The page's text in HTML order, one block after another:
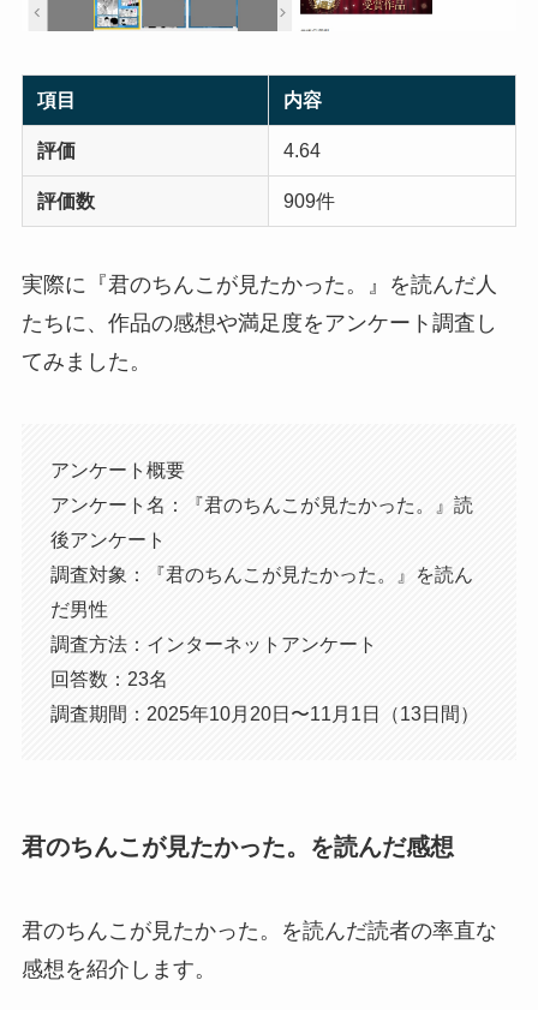
項目 内容
評価 4.64
評価数 909件
実際に『君のちんこが見たかった。』を読んだ人
たちに、作品の感想や満足度をアンケート調査し
てみました。
アンケート概要
アンケート名：『君のちんこが見たかった。』読
後アンケート
調査対象：『君のちんこが見たかった。』を読ん
だ男性
調査方法：インターネットアンケート
回答数：23名
調査期間：2025年10月20日〜11月1日（13日間）
君のちんこが見たかった。を読んだ感想
君のちんこが見たかった。を読んだ読者の率直な
感想を紹介します。